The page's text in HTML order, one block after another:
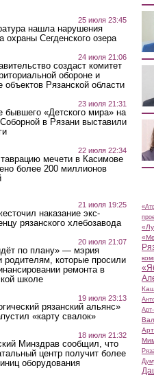
25 июля 23:45
нашла нарушения
охраны Сегденского озера
24 июля 21:06
создаст комитет
обороне и
объектов Рязанской области
23 июля 21:31
бывшего «Детского мира» на
в Рязани выставили
22 июля 22:34
мечети в Касимове
более 200 миллионов
21 июля 19:25
наказание экс-
рязанского хлебозавода
20 июля 21:07
по плану» — мэрия
родителям, которые просили
ремонта в
школе
19 июля 23:13
рязанский альянс»
«карту свалок»
18 июля 21:32
Минздрав сообщил, что
центр получит более
оборудования